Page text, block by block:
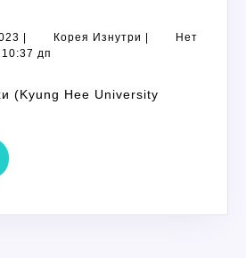
30
сентября,
Корея Изнутри Корея Нет
10:37 дп
(Kyung Hee University